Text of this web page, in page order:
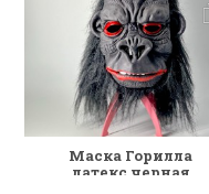
Маска Горилла
латекс черная